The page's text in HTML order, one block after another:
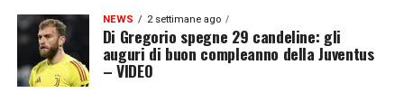
NEWS 2 settimane ago
Di Gregorio spegne 29 candeline: gli
auguri di buon compleanno della Juventus
– VIDEO